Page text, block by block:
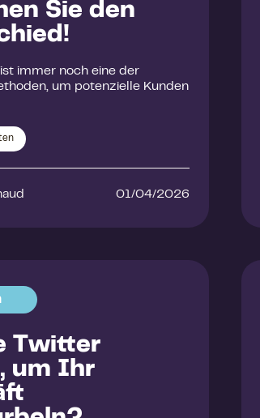
Sie den
immer noch eine der
um potenzielle Kunden
01/04/2026
Twitter
um Ihr